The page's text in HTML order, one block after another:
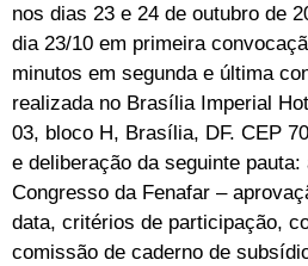
nos dias 23 e 24 de outubro de
dia 23/10 em primeira
minutos em segunda e última
realizada no Brasília Imperial
03, bloco H, Brasília, DF. CEP
e deliberação da seguinte pauta:
Congresso da Fenafar –
data, critérios de participação,
comissão de caderno de